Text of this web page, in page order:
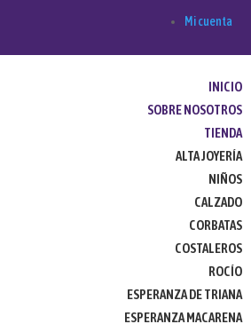
Mi cuenta
INICIO
SOBRE NOSOTROS
TIENDA
ALTA JOYERÍA
NIÑOS
CALZADO
CORBATAS
COSTALEROS
ROCÍO
ESPERANZA DE TRIANA
ESPERANZA MACARENA